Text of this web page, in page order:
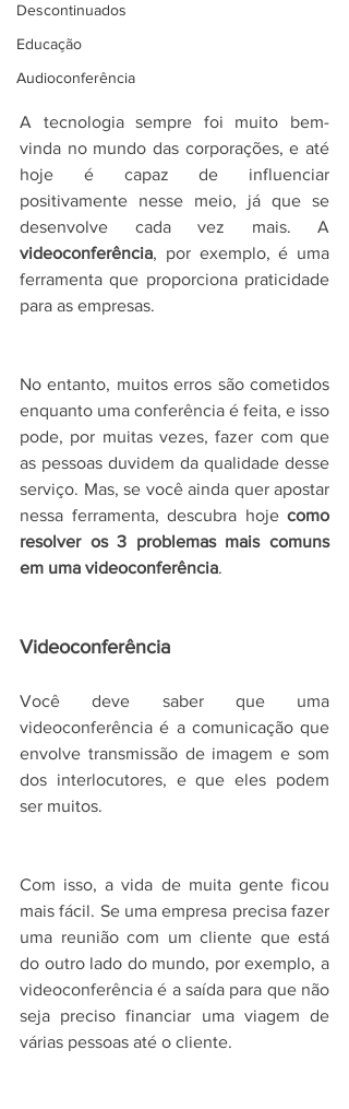
Descontinuados
Educação
Audioconferência
A tecnologia sempre foi muito bem-
vinda no mundo das corporações, e até
hoje é capaz de influenciar
positivamente nesse meio, já que se
videoconferência, por exemplo, é uma
ferramenta que proporciona praticidade
para as empresas.
No entanto, muitos erros são cometidos
enquanto uma conferência é feita, e isso
pode, por muitas vezes, fazer com que
as pessoas duvidem da qualidade desse
serviço. Mas, se você ainda quer apostar
nessa ferramenta, descubra hoje como
resolver os 3 problemas mais comuns
em uma videoconferência.
Videoconferência
Você deve saber que uma
videoconferência é a comunicação que
envolve transmissão de imagem e som
dos interlocutores, e que eles podem
ser muitos.
Com isso, a vida de muita gente ficou
mais fácil. Se uma empresa precisa fazer
uma reunião com um cliente que está
do outro lado do mundo, por exemplo, a
videoconferência é a saída para que não
seja preciso financiar uma viagem de
várias pessoas até o cliente.